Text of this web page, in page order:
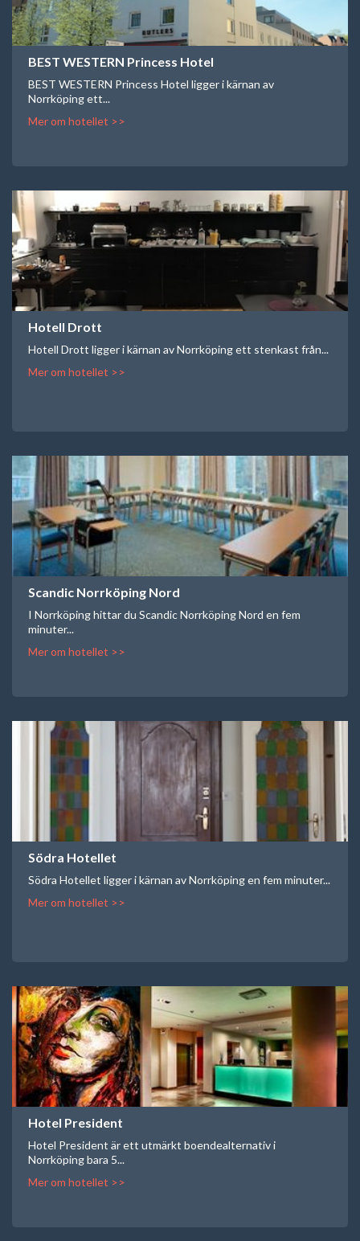
BEST WESTERN Princess Hotel
BEST WESTERN Princess Hotel ligger i kärnan av
Norrköping ett...
Mer om hotellet >>
Hotell Drott
Hotell Drott ligger i kärnan av Norrköping ett stenkast från...
Mer om hotellet >>
Scandic Norrköping Nord
I Norrköping hittar du Scandic Norrköping Nord en fem
minuter...
Mer om hotellet >>
Södra Hotellet
Södra Hotellet ligger i kärnan av Norrköping en fem minuter...
Mer om hotellet >>
Hotel President
Hotel President är ett utmärkt boendealternativ i
Norrköping bara 5...
Mer om hotellet >>